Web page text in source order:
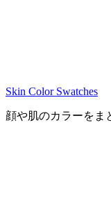
Skin Color Swatches
顔や肌のカラーをま